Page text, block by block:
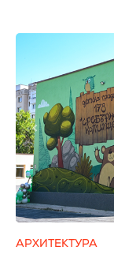
АРХИТЕКТУРА